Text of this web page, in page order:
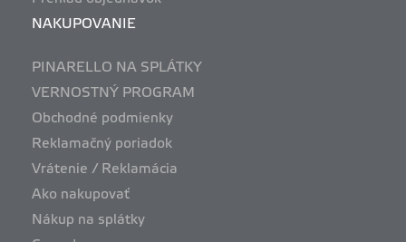
NAKUPOVANIE
PINARELLO NA SPLÁTKY
VERNOSTNÝ PROGRAM
Obchodné podmienky
Reklamačný poriadok
Vrátenie / Reklamácia
Ako nakupovať
Nákup na splátky